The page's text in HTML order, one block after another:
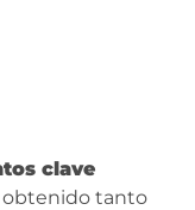
clave
obtenido tanto